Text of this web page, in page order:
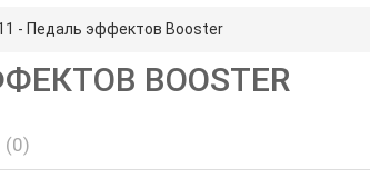
- Педаль эффектов Booster
BOOSTER